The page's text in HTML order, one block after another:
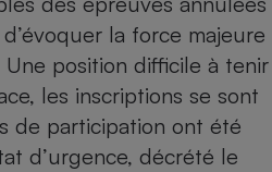
la force majeure
Une position difficile à tenir
les inscriptions se sont
de participation ont été
d’urgence, décrété le
Cafetière à expressos